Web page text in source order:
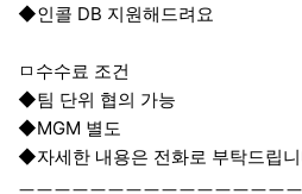
◆인콜 DB 지원해드려요
ㅁ수수료 조건
◆팀 단위 협의 가능
◆MGM 별도
◆자세한 내용은 전화로 부탁드립
ㅡㅡㅡㅡㅡㅡㅡㅡㅡㅡㅡㅡㅡㅡㅡ